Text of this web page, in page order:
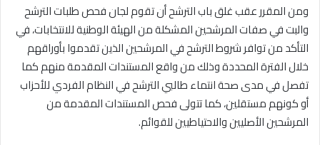
ومن المقرر عقب غلق باب الترشح أن تقوم لجان فحص طلبات الترشح
والبت في صفات المرشحين المشكلة من الهيئة الوطنية للانتخابات، في
التأكد من توافر شروط الترشح في المرشحين الذين تقدموا بأوراقهم
خلال الفترة المحددة وذلك من واقع المستندات المقدمة منهم كما
تفصل في مدى صحة انتماء طالبي الترشح في النظام الفردي للأحزاب
أو كونهم مستقلين، كما تتولى فحص المستندات المقدمة من
المرشحين الأصليين والاحتياطيين للقوائم.